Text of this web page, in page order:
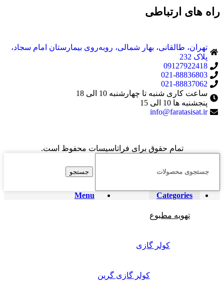
راه های ارتباطی
تهران، طالقانی، بهار شمالی، روبه‌روی بیمارستان امام سجاد،
پلاک 232
09127922418
021-88836803
021-88837062
ساعت کاری شنبه تا چهارشنبه 10 الی 18
پنجشنبه ها 10 الی 15
info@faratasisat.ir
تمام حقوق برای فراتاسیسات محفوظ است.
جستجو
Menu Categories
تهویه مطبوع
کولر گازی
کولر گازی گرین